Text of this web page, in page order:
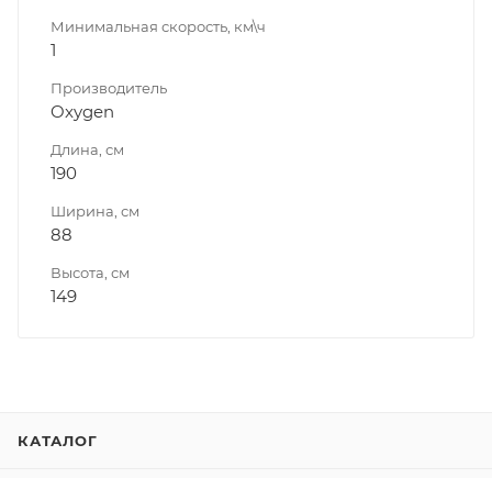
Минимальная скорость, км\ч
1
Производитель
Oxygen
Длина, см
190
Ширина, см
88
Высота, см
149
КАТАЛОГ